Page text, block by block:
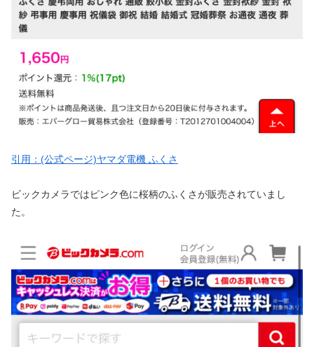
引用：(公式ページ)ヤマダ電機 ふくさ
ビックカメラではピンク色に桜柄のふくさが販売されていまし
た。